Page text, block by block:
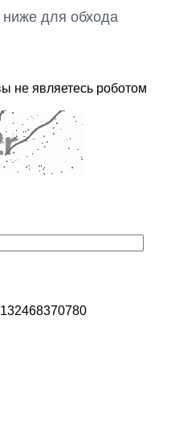
для обхода
не являетесь роботом